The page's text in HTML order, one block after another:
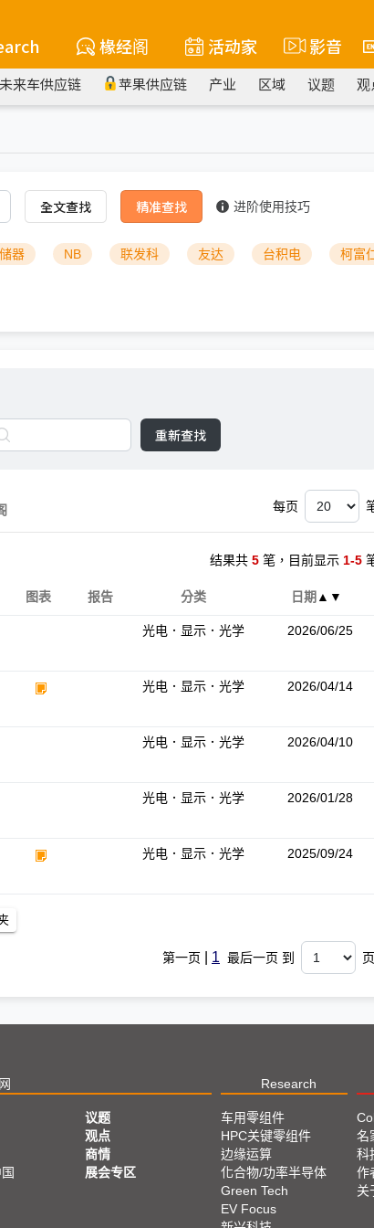
椽经阁 活动家 影音
未来车供应链 苹果供应链 产业 区域 议题 观
全文查找 精准查找 进阶使用技巧
器 NB 联发科 友达 台积电 柯富
重新查找
每页
结果共 5 笔，目前显示 1-5
图表 报告 分类 日期 ▲ ▼
光电．显示．光学 2026/06/25
光电．显示．光学 2026/04/14
光电．显示．光学 2026/04/10
光电．显示．光学 2026/01/28
光电．显示．光学 2025/09/24
第一页 1 最后一页 到 页
Research
议题
观点
商情
展会专区
车用零组件
HPC关键零组件
边缘运算
化合物/功率半导体
Green Tech
EV Focus
名
科
作
关